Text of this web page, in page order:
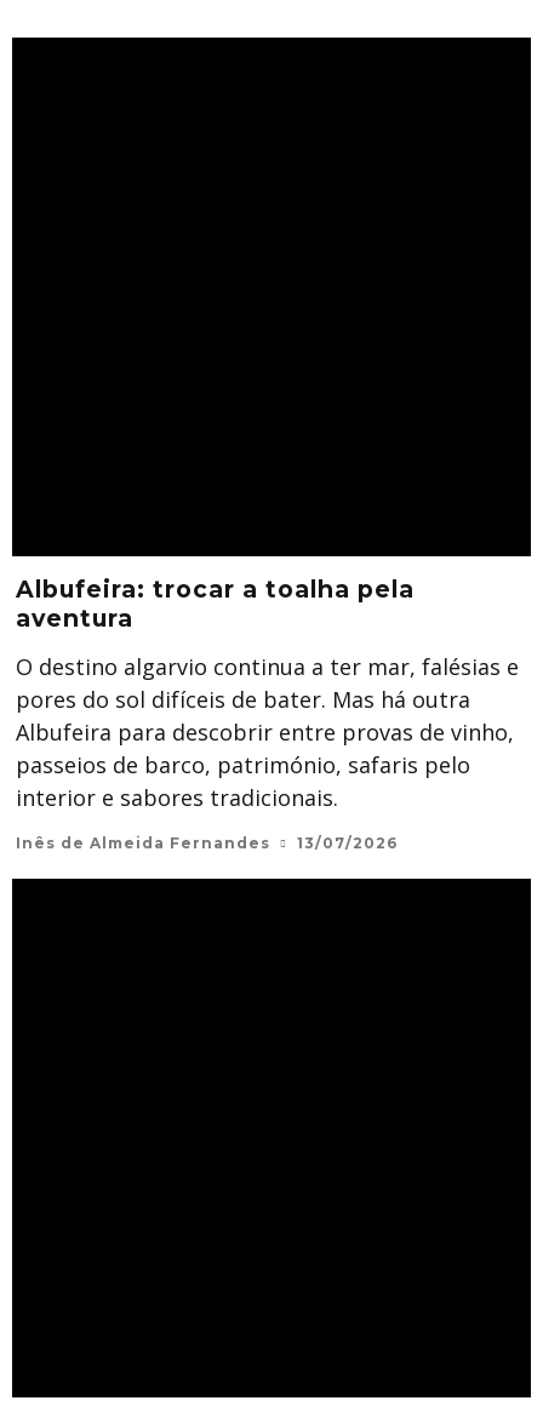
Albufeira: trocar a toalha pela
aventura
O destino algarvio continua a ter mar, falésias e
pores do sol difíceis de bater. Mas há outra
Albufeira para descobrir entre provas de vinho,
passeios de barco, património, safaris pelo
interior e sabores tradicionais.
Inês de Almeida Fernandes 13/07/2026